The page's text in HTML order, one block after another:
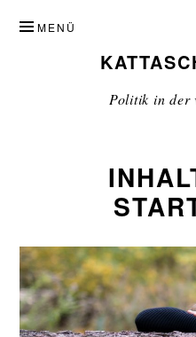
INHALT
SPRINGEN
Politik in der
MENÜ